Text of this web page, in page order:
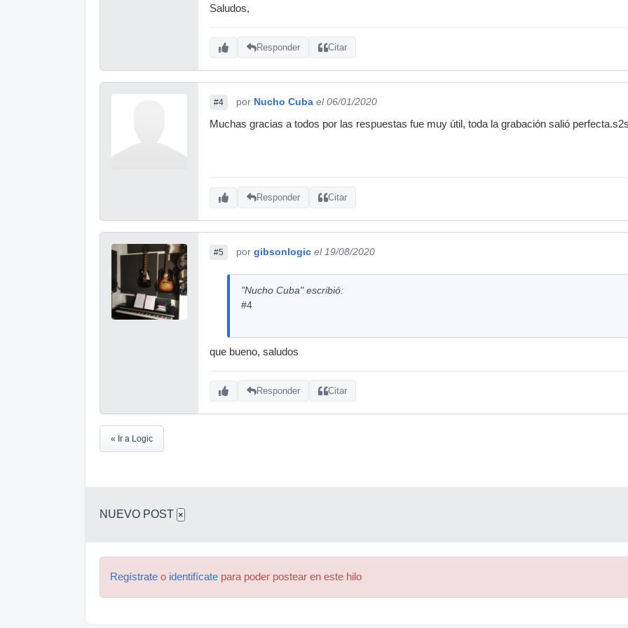
Saludos,
Responder Citar
#4 por Nucho Cuba el 06/01/2020
Muchas gracias a todos por las respuestas fue muy útil, toda la grabación salió
Responder Citar
#5 por gibsonlogic el 19/08/2020
"Nucho Cuba" escribió:
#4
que bueno, saludos
Responder Citar
« Ir a Logic
NUEVO POST ×
Regístrate o identifícate para poder postear en este hilo